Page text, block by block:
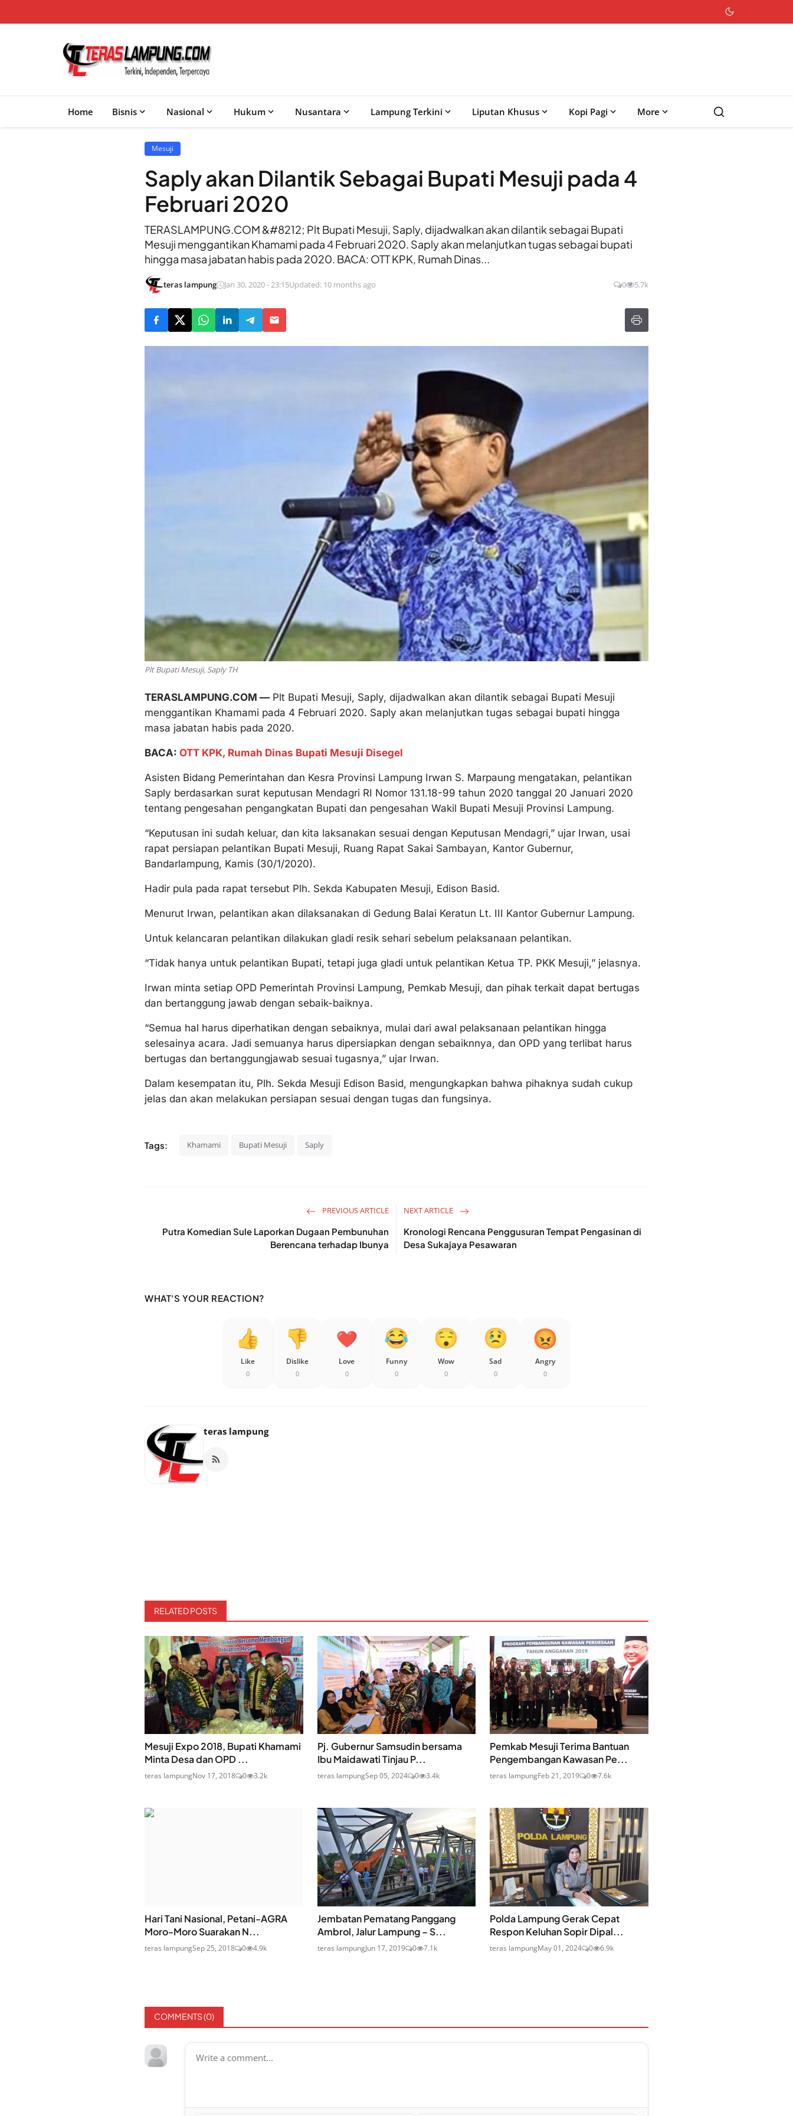
Home Bisnis Nasional Hukum Nusantara Lampung Terkini Liputan Khusus Kopi Pagi More
Mesuji
Saply akan Dilantik Sebagai Bupati Mesuji pada 4
Februari 2020
TERASLAMPUNG.COM &#8212; Plt Bupati Mesuji, Saply, dijadwalkan akan dilantik sebagai Bupati
Mesuji menggantikan Khamami pada 4 Februari 2020. Saply akan melanjutkan tugas sebagai bupati
hingga masa jabatan habis pada 2020. BACA: OTT KPK, Rumah Dinas...
teras lampung Jan 30, 2020 - 23:15Updated: 10 months ago 0 5.7k
Plt Bupati Mesuji, Saply TH
TERASLAMPUNG.COM — Plt Bupati Mesuji, Saply, dijadwalkan akan dilantik sebagai Bupati Mesuji
menggantikan Khamami pada 4 Februari 2020. Saply akan melanjutkan tugas sebagai bupati hingga
masa jabatan habis pada 2020.
BACA:OTT KPK, Rumah Dinas Bupati Mesuji Disegel
Asisten Bidang Pemerintahan dan Kesra Provinsi Lampung Irwan S. Marpaung mengatakan, pelantikan
Saply berdasarkan surat keputusan Mendagri RI Nomor 131.18-99 tahun 2020 tanggal 20 Januari 2020
tentang pengesahan pengangkatan Bupati dan pengesahan Wakil Bupati Mesuji Provinsi Lampung.
“Keputusan ini sudah keluar, dan kita laksanakan sesuai dengan Keputusan Mendagri,” ujar Irwan, usai
rapat persiapan pelantikan Bupati Mesuji, Ruang Rapat Sakai Sambayan, Kantor Gubernur,
Bandarlampung, Kamis (30/1/2020).
Hadir pula pada rapat tersebut Plh. Sekda Kabupaten Mesuji, Edison Basid.
Menurut Irwan, pelantikan akan dilaksanakan di Gedung Balai Keratun Lt. III Kantor Gubernur Lampung.
Untuk kelancaran pelantikan dilakukan gladi resik sehari sebelum pelaksanaan pelantikan.
“Tidak hanya untuk pelantikan Bupati, tetapi juga gladi untuk pelantikan Ketua TP. PKK Mesuji,” jelasnya.
Irwan minta setiap OPD Pemerintah Provinsi Lampung, Pemkab Mesuji, dan pihak terkait dapat bertugas
dan bertanggung jawab dengan sebaik-baiknya.
“Semua hal harus diperhatikan dengan sebaiknya, mulai dari awal pelaksanaan pelantikan hingga
selesainya acara. Jadi semuanya harus dipersiapkan dengan sebaiknnya, dan OPD yang terlibat harus
bertugas dan bertanggungjawab sesuai tugasnya,” ujar Irwan.
Dalam kesempatan itu, Plh. Sekda Mesuji Edison Basid, mengungkapkan bahwa pihaknya sudah cukup
jelas dan akan melakukan persiapan sesuai dengan tugas dan fungsinya.
Tags: Khamami Bupati Mesuji Saply
PREVIOUS ARTICLE
Putra Komedian Sule Laporkan Dugaan Pembunuhan
Berencana terhadap Ibunya
NEXT ARTICLE
Kronologi Rencana Penggusuran Tempat Pengasinan di
Desa Sukajaya Pesawaran
WHAT'S YOUR REACTION?
Like
0
Dislike
0
Love
0
Funny
0
Wow
0
Sad
0
Angry
0
teras lampung
RELATED POSTS
Mesuji Expo 2018, Bupati Khamami
Minta Desa dan OPD ...
teras lampungNov 17, 2018 0 3.2k
Pj. Gubernur Samsudin bersama
Ibu Maidawati Tinjau P...
teras lampungSep 05, 2024 0 3.4k
Pemkab Mesuji Terima Bantuan
Pengembangan Kawasan Pe...
teras lampungFeb 21, 2019 0 7.6k
Hari Tani Nasional, Petani-AGRA
Moro-Moro Suarakan N...
teras lampungSep 25, 2018 0 4.9k
Jembatan Pematang Panggang
Ambrol, Jalur Lampung – S...
teras lampungJun 17, 2019 0 7.1k
Polda Lampung Gerak Cepat
Respon Keluhan Sopir Dipal...
teras lampungMay 01, 2024 0 6.9k
COMMENTS (0)